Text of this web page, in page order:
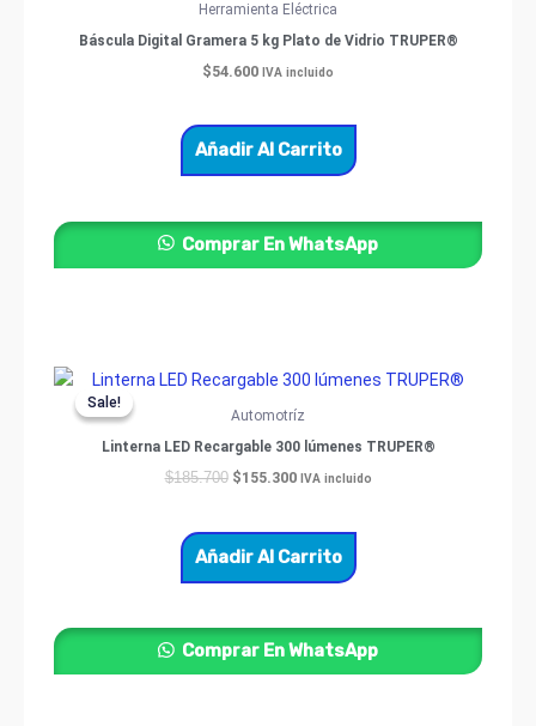
Herramienta Eléctrica
Báscula Digital Gramera 5 kg Plato de Vidrio TRUPER®
$54.600 IVA incluido
Añadir Al Carrito
Comprar En WhatsApp
Sale!
Sale!
Automotríz
Linterna LED Recargable 300 lúmenes TRUPER®
$185.700
Original
price
was:
$155.300
Current
is:
IVA incluido
Añadir Al Carrito
Comprar En WhatsApp